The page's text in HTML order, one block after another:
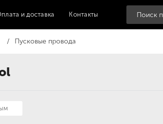
и доставка Контакты
Пусковые провода